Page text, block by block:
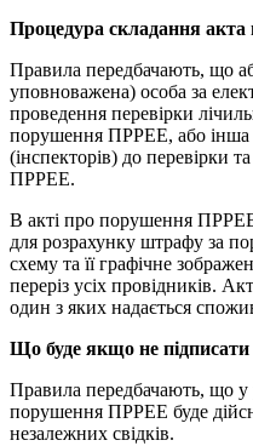
Процедура складання
Правила передбачають, що
уповноважена) особа за
проведення перевірки
порушення ПРРЕЕ, або інша
(інспекторів) до перевірки
ПРРЕЕ.
В акті про порушення ПРРЕЕ
для розрахунку штрафу за
схему та її графічне
переріз усіх провідників.
один з яких надається
Що буде якщо не
Правила передбачають, що у
порушення ПРРЕЕ буде
незалежних свідків.